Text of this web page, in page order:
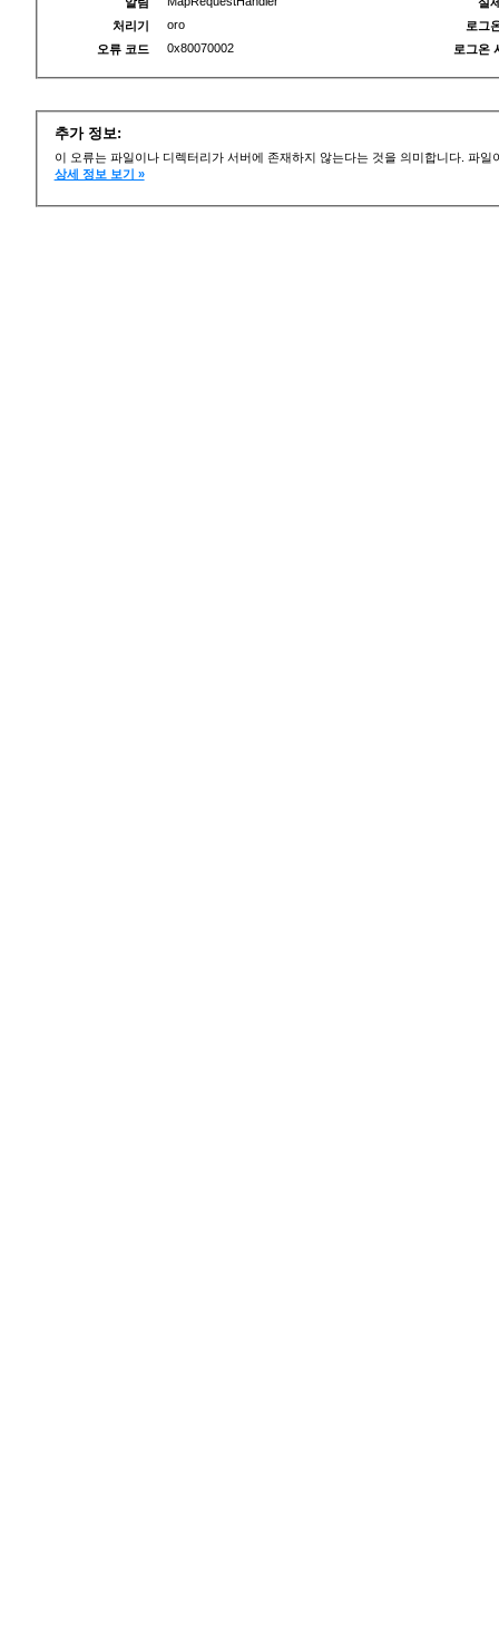
처리기
oro
오류 코드
0x80070002
로그
로그온
추가 정보:
이 오류는 파일이나 디렉터리가 서버에 존재하지 않는다는 것을 의미합니다. 파
상세 정보 보기 »